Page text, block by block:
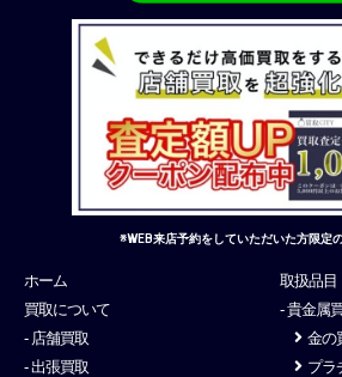
※WEB来店予約をしていただいた方限定
ホーム
買取について
- 店舗買取
- 出張買取
取扱品目
- 貴金属
金の
プラ